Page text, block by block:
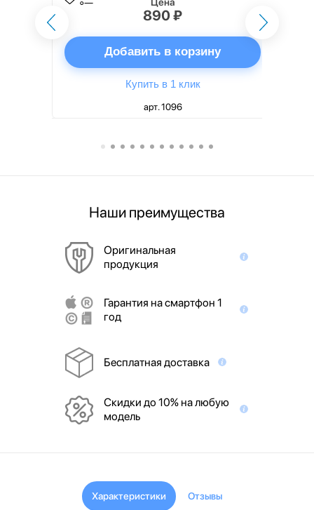
890 ₽
Добавить в корзину
Купить в 1 клик
арт. 1096
Наши преимущества
Оригинальная
продукция
Гарантия на смартфон 1
год
Бесплатная доставка
Скидки до 10% на любую
модель
Характеристики Отзывы